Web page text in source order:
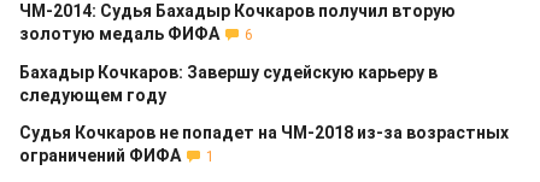
ЧМ-2014: Судья Бахадыр Кочкаров получил вторую
золотую медаль ФИФА
6
Бахадыр Кочкаров: Завершу судейскую карьеру в
следующем году
Судья Кочкаров не попадет на ЧМ-2018 из-за возрастных
ограничений ФИФА
1